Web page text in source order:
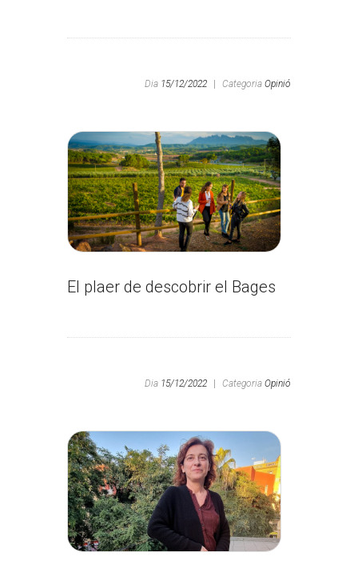
Dia 15/12/2022 | Categoria Opinió
El plaer de descobrir el Bages
Dia 15/12/2022 | Categoria Opinió